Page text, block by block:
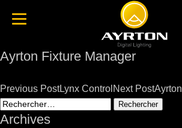
Ayrton Fixture Manager
Post
navigation
Previous PostLynx Control Next Post
Rechercher :
Archives